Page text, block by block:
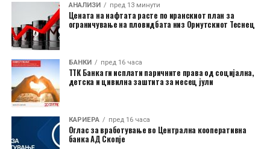
АНАЛИЗИ пред 13 минути
Цената на нафтата расте по иранскиот план за
ограничување на пловидбата низ Ормутскиот Теснец
БАНКИ пред 16 часа
ТТК Банка ги исплати паричните права од социјална,
детска и цивилна заштита за месец јули
КАРИЕРА пред 16 часа
Оглас за вработување во Централна кооперативна
банка АД Скопје